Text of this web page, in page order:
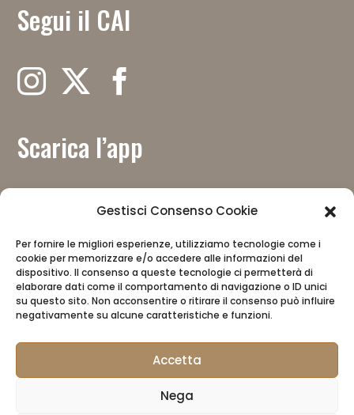
Gestisci Consenso Cookie
Per fornire le migliori esperienze, utilizziamo tecnologie come i
cookie per memorizzare e/o accedere alle informazioni del
dispositivo. Il consenso a queste tecnologie ci permetterà di
elaborare dati come il comportamento di navigazione o ID unici
su questo sito. Non acconsentire o ritirare il consenso può influire
negativamente su alcune caratteristiche e funzioni.
Accetta
Nega
Segui il CAI
Scarica l’app
Con il contributo del